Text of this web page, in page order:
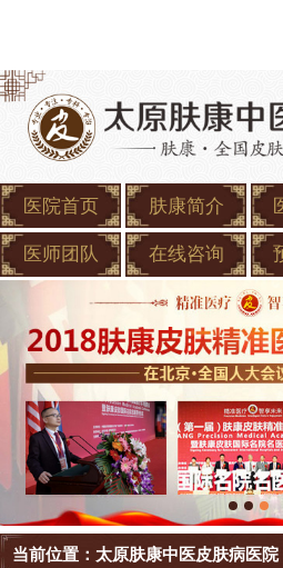
医院首页 肤康简介
医师团队 在线咨询
当前位置： 太原肤康中医皮肤病医院